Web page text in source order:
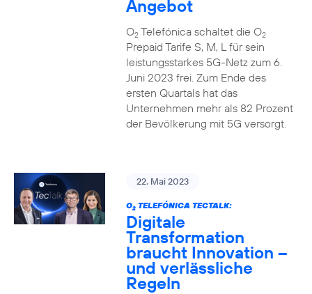
Angebot
O2Telefónica schaltet die O2
Prepaid Tarife S, M, L für sein
leistungsstarkes 5G-Netz zum 6.
Juni 2023 frei. Zum Ende des
ersten Quartals hat das
Unternehmen mehr als 82 Prozent
der Bevölkerung mit 5G versorgt.
22. Mai 2023
O2TELEFÓNICA TECTALK:
Digitale
Transformation
braucht Innovation –
und verlässliche
Regeln